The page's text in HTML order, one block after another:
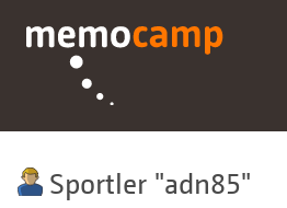
Sportler adn85